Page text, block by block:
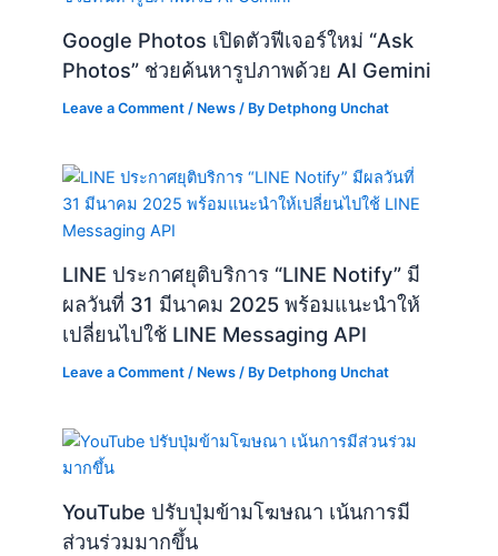
Google Photos เปิดตัวฟีเจอร์ใหม่ “Ask
Photos” ช่วยค้นหารูปภาพด้วย AI Gemini
Leave a Comment / News / By Detphong Unchat
LINE ประกาศยุติบริการ “LINE Notify” มี
ผลวันที่ 31 มีนาคม 2025 พร้อมแนะนำให้
เปลี่ยนไปใช้ LINE Messaging API
Leave a Comment / News / By Detphong Unchat
YouTube ปรับปุ่มข้ามโฆษณา เน้นการมี
ส่วนร่วมมากขึ้น